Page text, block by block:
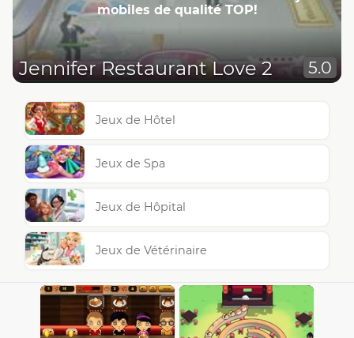
mobiles de qualité TOP!
Jennifer Restaurant Love 2 5.0
Jeux de Hôtel
Jeux de Spa
Jeux de Hôpital
Jeux de Vétérinaire